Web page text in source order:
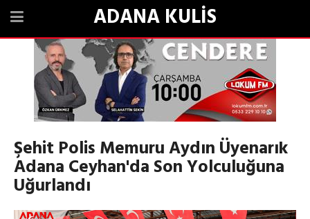
ADANA KULİS
Şehit Polis Memuru Aydın Üyenarık
Adana Ceyhan'da Son Yolculuğuna
Uğurlandı